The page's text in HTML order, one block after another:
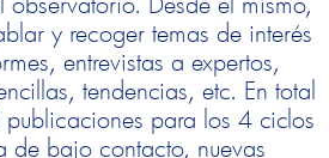
y recoger temas de interés
entrevistas a expertos,
tendencias, etc. En total
para los 4 ciclos
de bajo contacto, nuevas